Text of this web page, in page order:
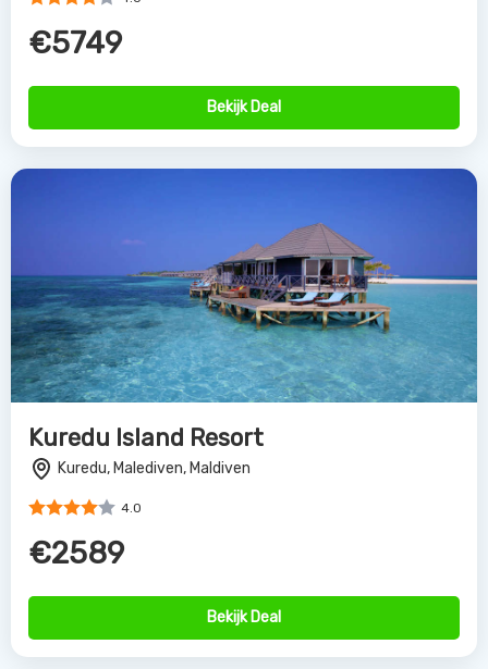
€5749
Bekijk Deal
Kuredu Island Resort
Kuredu, Malediven, Maldiven
4.0
€2589
Bekijk Deal